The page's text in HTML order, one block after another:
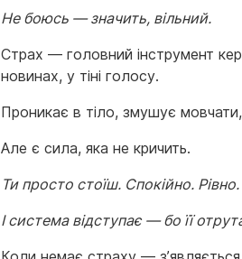
Не боюсь — значить, вільний.
Страх — головний інструмент
новинах, у тіні голосу.
Проникає в тіло, змушує
Але є сила, яка не кричить.
Ти просто стоїш. Спокійно. Рівно.
І система відступає — бо її